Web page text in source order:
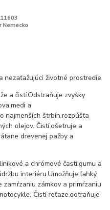
Nemecko
životné prostredie.
a čistí.Odstraňuje zvyšky
a
najmenších štrbín,rozpúšťa
olejov. Čistí,ošetruje a
drevenej pažby a
a chrómové časti,gumu a
interiéru.Umožňuje ľahký
zámkov a primŕzaniu
Čistí reťaze,odtraňuje